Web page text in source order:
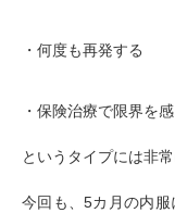
・何度も再発する
・保険治療で限界を
というタイプには非
今回も、5カ月の内